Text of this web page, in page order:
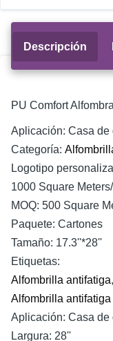
Descripción
PU Comfort
Aplicación: Casa de
Categoría:
Logotipo
1000 Square
MOQ: 500 Square
Paquete: Cartones
Tamaño: 17.3''*28''
Etiquetas:
Alfombrilla antifatiga,
Alfombrilla
Aplicación: Casa de
Largura: 28''